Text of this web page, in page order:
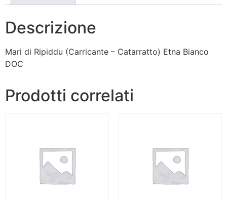
Descrizione
Mari di Ripiddu (Carricante – Catarratto) Etna Bianco
DOC
Prodotti correlati